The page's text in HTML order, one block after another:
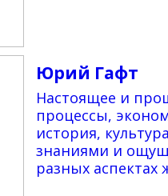
Юрий Гафт
Настоящее и
процессы,
история,
знаниями и
разных аспектах